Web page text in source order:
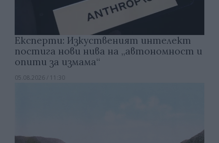
Експерти: Изкуственият интелект
постига нови нива на „автономност и
опити за измама“
05.08.2026 / 11:30